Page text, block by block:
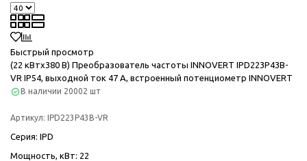
Быстрый просмотр
(22 кВтx380 В) Преобразователь частоты INNOVERT IPD223P43B-
VR IP54, выходной ток 47 А, встроенный потенциометр INNOVERT
В наличии 20002 шт
Артикул: IPD223P43B-VR
Серия: IPD
Мощность, кВт: 22